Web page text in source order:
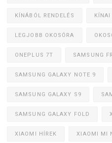
KÍNÁBÓL RENDELÉS KÍNAI
LEGJOBB OKOSÓRA
ONEPLUS 7T SAMSUNG
SAMSUNG GALAXY NOTE 9
SAMSUNG GALAXY S9
SAMSUNG GALAXY FOLD
XIAOMI HÍREK XIAOMI MI